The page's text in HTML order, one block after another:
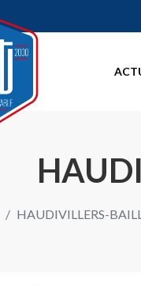
HAUDIVILLERS-